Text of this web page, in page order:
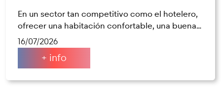
En un sector tan competitivo como el hotelero,
ofrecer una habitación confortable, una buena…
16/07/2026
+ info